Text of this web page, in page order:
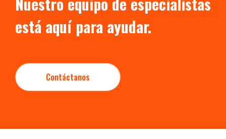
está aquí para ayudar.
Contáctanos